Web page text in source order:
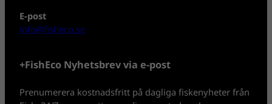
E-post
info@fisheco.se
+FishEco Nyhetsbrev via e-post
Prenumerera kostnadsfritt på dagliga fiskenyheter från